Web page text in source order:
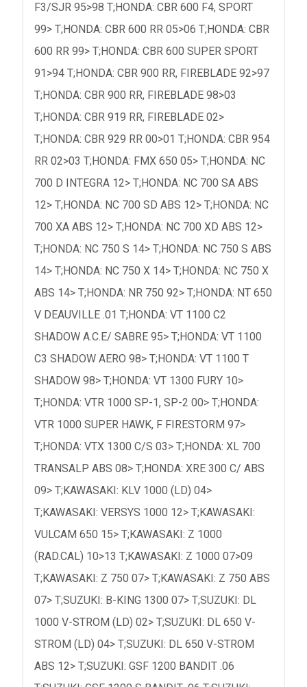
F3/SJR 95>98 T;HONDA: CBR 600 F4, SPORT
99> T;HONDA: CBR 600 RR 05>06 T;HONDA: CBR
600 RR 99> T;HONDA: CBR 600 SUPER SPORT
91>94 T;HONDA: CBR 900 RR, FIREBLADE 92>97
T;HONDA: CBR 900 RR, FIREBLADE 98>03
T;HONDA: CBR 919 RR, FIREBLADE 02>
T;HONDA: CBR 929 RR 00>01 T;HONDA: CBR 954
RR 02>03 T;HONDA: FMX 650 05> T;HONDA: NC
700 D INTEGRA 12> T;HONDA: NC 700 SA ABS
12> T;HONDA: NC 700 SD ABS 12> T;HONDA: NC
700 XA ABS 12> T;HONDA: NC 700 XD ABS 12>
T;HONDA: NC 750 S 14> T;HONDA: NC 750 S ABS
14> T;HONDA: NC 750 X 14> T;HONDA: NC 750 X
ABS 14> T;HONDA: NR 750 92> T;HONDA: NT 650
V DEAUVILLE .01 T;HONDA: VT 1100 C2
SHADOW A.C.E/ SABRE 95> T;HONDA: VT 1100
C3 SHADOW AERO 98> T;HONDA: VT 1100 T
SHADOW 98> T;HONDA: VT 1300 FURY 10>
T;HONDA: VTR 1000 SP-1, SP-2 00> T;HONDA:
VTR 1000 SUPER HAWK, F FIRESTORM 97>
T;HONDA: VTX 1300 C/S 03> T;HONDA: XL 700
TRANSALP ABS 08> T;HONDA: XRE 300 C/ ABS
09> T;KAWASAKI: KLV 1000 (LD) 04>
T;KAWASAKI: VERSYS 1000 12> T;KAWASAKI:
VULCAM 650 15> T;KAWASAKI: Z 1000
(RAD.CAL) 10>13 T;KAWASAKI: Z 1000 07>09
T;KAWASAKI: Z 750 07> T;KAWASAKI: Z 750 ABS
07> T;SUZUKI: B-KING 1300 07> T;SUZUKI: DL
1000 V-STROM (LD) 02> T;SUZUKI: DL 650 V-
STROM (LD) 04> T;SUZUKI: DL 650 V-STROM
ABS 12> T;SUZUKI: GSF 1200 BANDIT .06